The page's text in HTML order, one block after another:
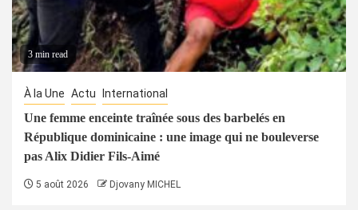
3 min read
À la Une Actu International
Une femme enceinte traînée sous des barbelés en
République dominicaine : une image qui ne bouleverse
pas Alix Didier Fils-Aimé
5 août 2026 Djovany MICHEL